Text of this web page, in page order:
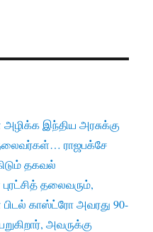
அழிக்க இந்திய அரசுக்கு
ராஜபக்சே
தகவல்
புரட்சித் தலைவரும்,
காஸ்ட்ரோ அவரது 90-
அவருக்கு